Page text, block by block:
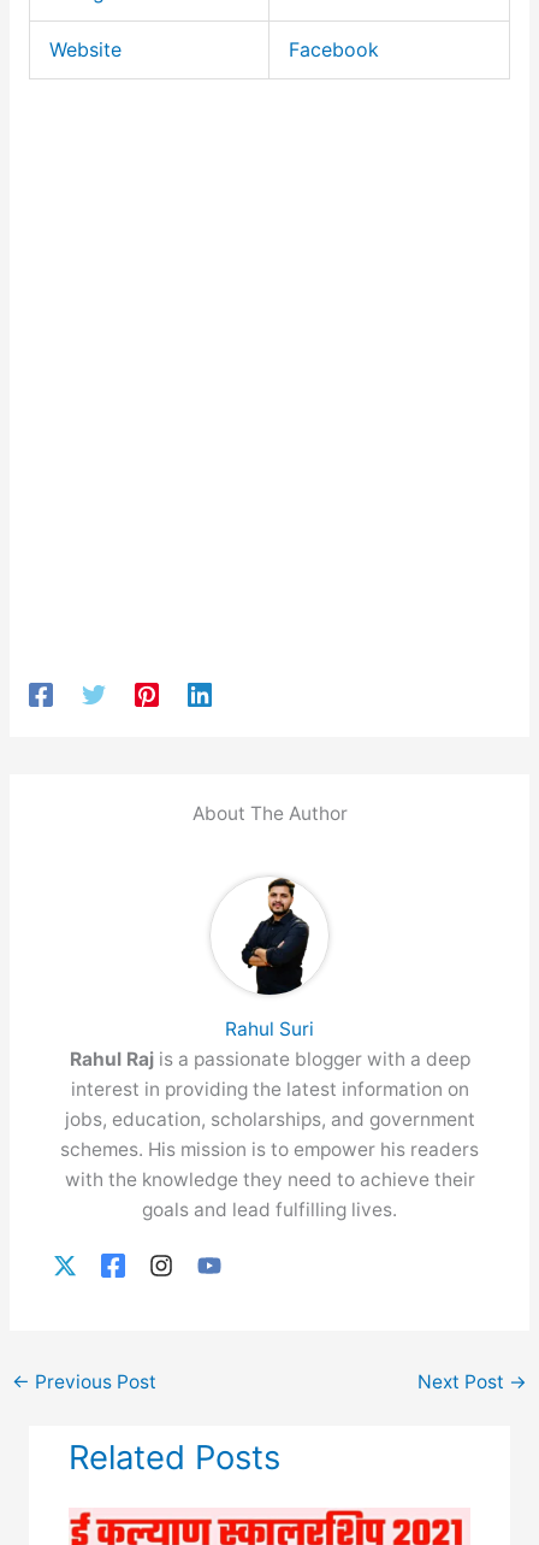
Website Facebook
About The Author
Rahul Suri
Rahul Raj is a passionate blogger with a deep
interest in providing the latest information on
jobs, education, scholarships, and government
schemes. His mission is to empower his readers
with the knowledge they need to achieve their
goals and lead fulfilling lives.
← Previous Post Next Post →
Related Posts